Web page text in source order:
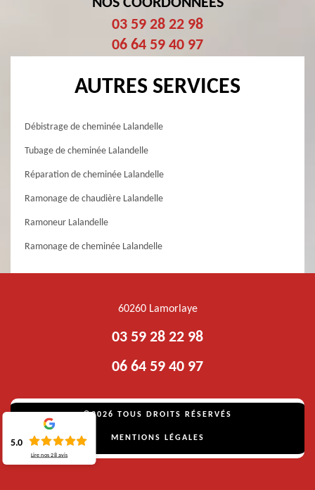
NOS COORDONNÉES
03 59 28 22 98
06 64 59 40 97
AUTRES SERVICES
Débistrage de cheminée Lalandelle
Tubage de cheminée Lalandelle
Réparation de cheminée Lalandelle
Ramonage de chaudière Lalandelle
Ramoneur Lalandelle
Ramonage de cheminée Lalandelle
60260 Lamorlaye
03 59 28 22 98
06 64 59 40 97
©2026 TOUS DROITS RÉSERVÉS
MENTIONS LÉGALES
5.0
Lire nos28 avis